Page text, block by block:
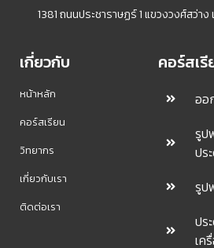
1381 ถนนประชาราษฏร์ 1 แขวงวงศ์สว่า
เกี่ยวกับ
หน้าหลัก
คอร์สเรียน
วิทยากร
เกี่ยวกับเรา
ติดต่อเรา
คอร์สเรี
ออ
รูป
ปร
รูป
ปร
เค